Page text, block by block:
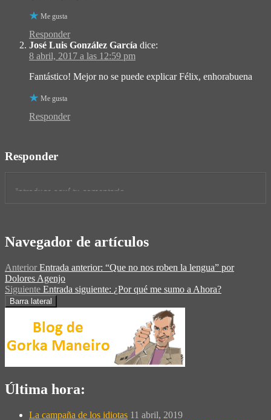
Me gusta
Responder
José Luis González García dice:
8 abril, 2017 a las 12:59 pm
Fantástico! Mejor no se puede explicar Félix, enhorabuena
Me gusta
Responder
Responder
Navegador de artículos
Anterior Entrada anterior: “Que no nos roben la lengua” por
Dolores Agenjo
Siguiente Entrada siguiente: ¿Por qué me sumo a Ahora?
Barra lateral
Última hora:
La campaña de los idiotas 11 abril, 2019